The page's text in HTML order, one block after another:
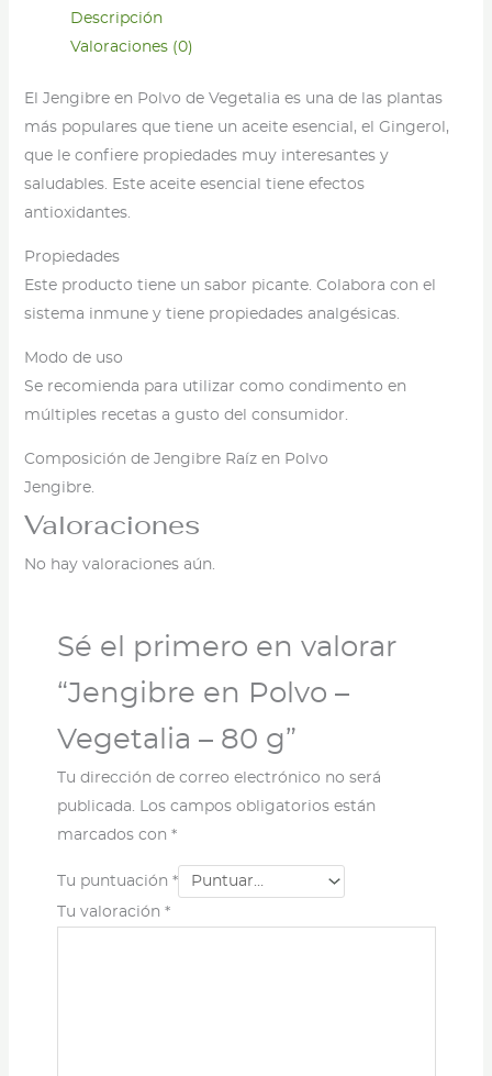
cantidad
Descripción
Valoraciones (0)
El Jengibre en Polvo de Vegetalia es una de las plantas
más populares que tiene un aceite esencial, el Gingerol,
que le confiere propiedades muy interesantes y
saludables. Este aceite esencial tiene efectos
antioxidantes.
Propiedades
Este producto tiene un sabor picante. Colabora con el
sistema inmune y tiene propiedades analgésicas.
Modo de uso
Se recomienda para utilizar como condimento en
múltiples recetas a gusto del consumidor.
Composición de Jengibre Raíz en Polvo
Jengibre.
Valoraciones
No hay valoraciones aún.
Sé el primero en valorar
“Jengibre en Polvo –
Vegetalia – 80 g”
Tu dirección de correo electrónico no será
publicada. Los campos obligatorios están
marcados con *
Tu puntuación *
Tu valoración *